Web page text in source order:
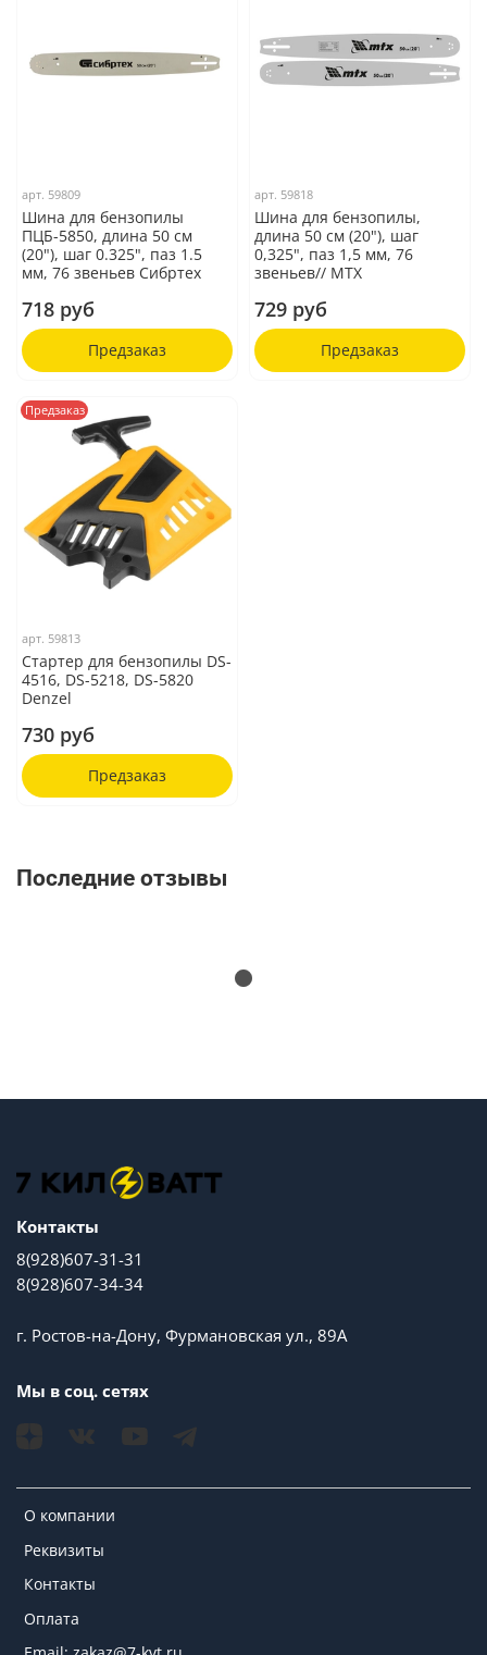
арт. 59809
Шина для бензопилы
ПЦБ-5850, длина 50 см
(20"), шаг 0.325", паз 1.5
мм, 76 звеньев Сибртех
718 руб
Предзаказ
арт. 59818
Шина для бензопилы,
длина 50 см (20"), шаг
0,325", паз 1,5 мм, 76
звеньев// MTX
729 руб
Предзаказ
Предзаказ
арт. 59813
Стартер для бензопилы DS-
4516, DS-5218, DS-5820
Denzel
730 руб
Предзаказ
Последние отзывы
О компании
Реквизиты
Контакты
Оплата
Контакты
8(928)607-31-31
8(928)607-34-34
г. Ростов-на-Дону, Фурмановская ул., 89А
Мы в соц. сетях